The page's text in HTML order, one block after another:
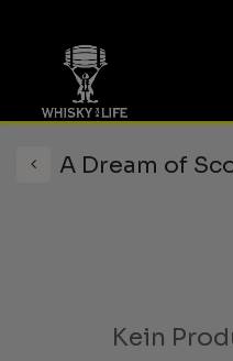
A Dream of
Kein